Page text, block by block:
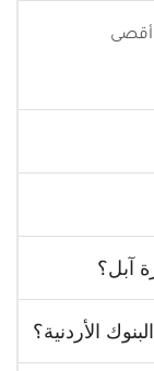
3 أيام كحد أقصى
آبل؟
الأردنية؟